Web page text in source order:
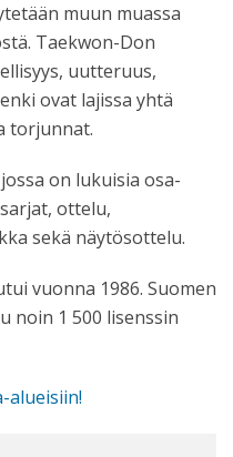
muun muassa
Taekwon-Don
uutteruus,
ovat lajissa yhtä
torjunnat.
on lukuisia osa-
ottelu,
sekä näytösottelu.
vuonna 1986. Suomen
noin 1 500 lisenssin
alueisiin!